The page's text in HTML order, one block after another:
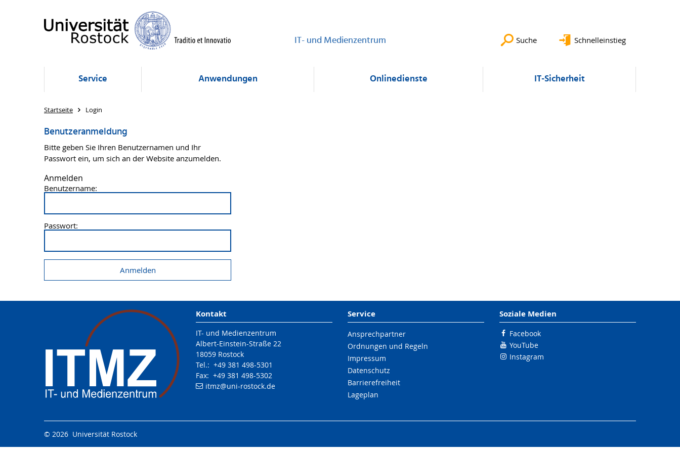
IT- und Medienzentrum Suche Schnelleinstieg
Service Anwendungen Onlinedienste IT-Sicherheit
Startseite Login
Benutzeranmeldung
Bitte geben Sie Ihren Benutzernamen und Ihr
Passwort ein, um sich an der Website anzumelden.
Anmelden
Benutzername:
Passwort:
Kontakt
IT- und Medienzentrum
Albert-Einstein-Straße 22
18059 Rostock
Tel.: +49 381 498-5301
Fax: +49 381 498-5302
itmz@uni-rostock.de
Service
Ansprechpartner
Ordnungen und Regeln
Impressum
Datenschutz
Barrierefreiheit
Lageplan
Soziale Medien
Facebook
YouTube
Instagram
© 2026 Universität Rostock